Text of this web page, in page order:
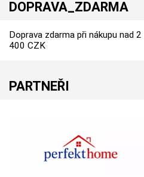
DOPRAVA_ZDARMA
Doprava zdarma při nákupu nad 2
400 CZK
PARTNEŘI